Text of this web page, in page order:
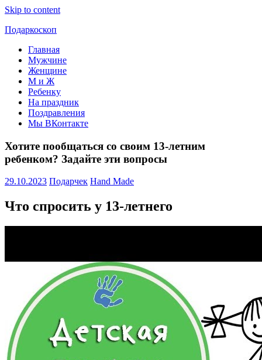
Skip to content
Подаркоскоп
Поможем
выбрать
подарить
Главная
Мужчине
Женщине
М и Ж
Ребенку
На праздник
Поздравления
Мы ВКонтакте
Хотите пообщаться со своим 13-летним
ребенком? Задайте эти вопросы
29.10.2023 Подарчек Hand Made
Что спросить у 13-летнего